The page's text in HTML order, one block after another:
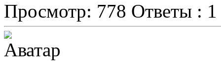
Просмотр: 778 Ответы : 1